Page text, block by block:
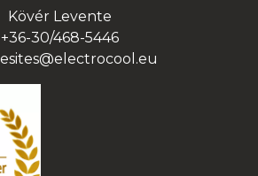
Kövér Levente
+36-30/468-5446